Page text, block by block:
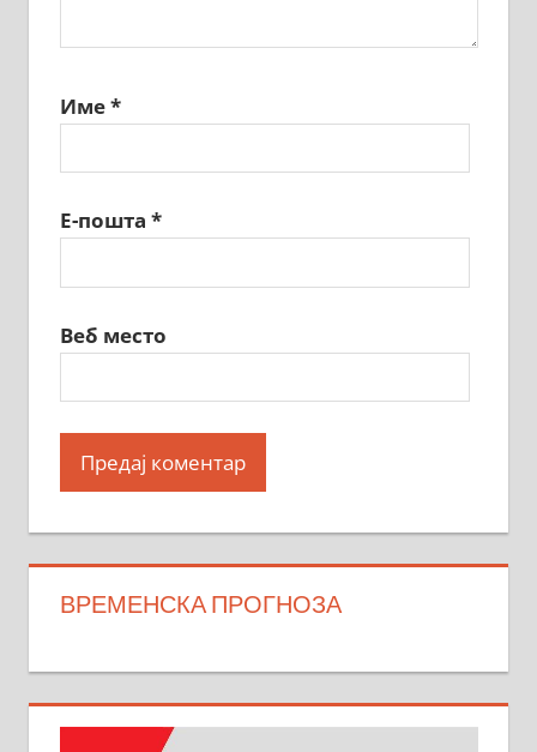
Име*
Е-пошта *
Веб место
ВРЕМЕНСКА ПРОГНОЗА